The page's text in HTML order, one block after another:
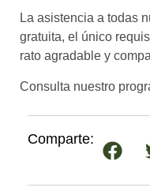
La asistencia a todas
gratuita, el único
rato agradable y
Consulta nuestro
Comparte: